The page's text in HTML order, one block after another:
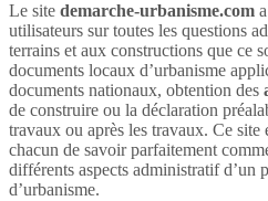
Le site demarche-urbanisme.com
utilisateurs sur toutes les questions
terrains et aux constructions que ce
documents locaux d’urbanisme
documents nationaux, obtention des
de construire ou la déclaration
travaux ou après les travaux. Ce site
chacun de savoir parfaitement
différents aspects administratif d’un
d’urbanisme.